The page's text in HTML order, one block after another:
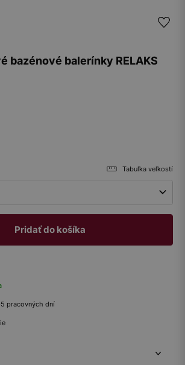
bazénové balerínky RELAKS
Tabuľka veľkostí
Pridať do košíka
pracovných dní